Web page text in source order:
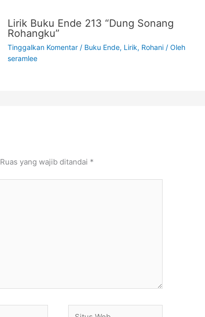
Lirik Buku Ende 213 “Dung Sonang
Rohangku”
Tinggalkan Komentar / Buku Ende, Lirik, Rohani/ Oleh
seramlee
Ruas yang wajib ditandai *